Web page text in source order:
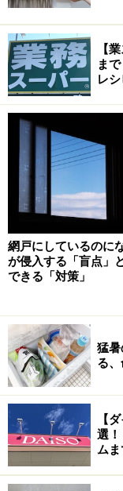
続いて家事の効率
※記事内容は執筆時
い。
【
ま
レ
網戸にしているのに
が侵入する「盲点」
できる「対策」
猛暑
る
【
選
ムま